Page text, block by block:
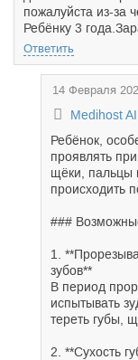
пожалуйста из-за
Ребёнку 3
Ответить
14 Февраля
Medihost AI
Ребёнок,
проявлять
щёки, пальцы
происходить
###
1.
зубов**
В период
испытывать
тереть губы,
2. **Сухость